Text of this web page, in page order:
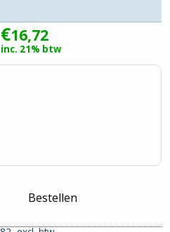
€16,72
inc. 21% btw
Bestellen